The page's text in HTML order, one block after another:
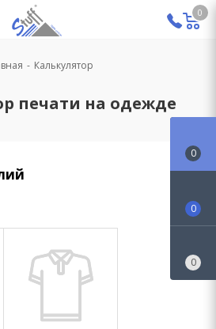
0
печати на одежде
- Калькулятор
0
0
0